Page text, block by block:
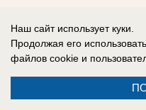
Наш сайт использует куки.
Продолжая его
файлов cookie и